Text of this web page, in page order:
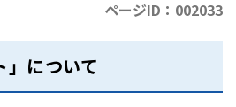
ページID：002033
」について